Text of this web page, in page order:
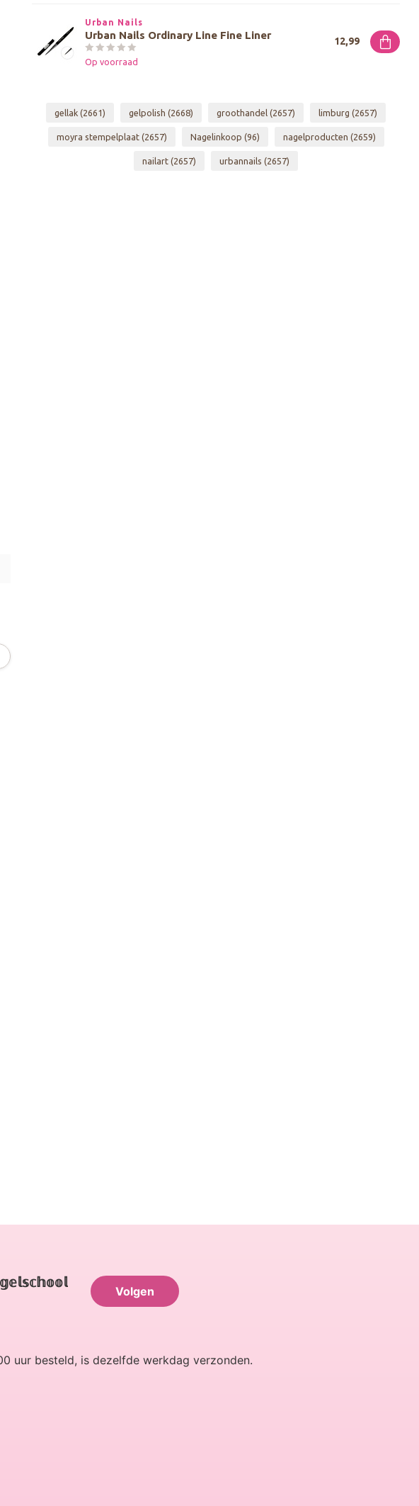
Urban Nails
Urban Nails Ordinary Line Fine Liner
Op voorraad
12,99
gellak (2661) gelpolish (2668) groothandel (2657) limburg (2657)
moyra stempelplaat (2657) Nagelinkoop (96) nagelproducten (2659)
nailart (2657) urbannails (2657)